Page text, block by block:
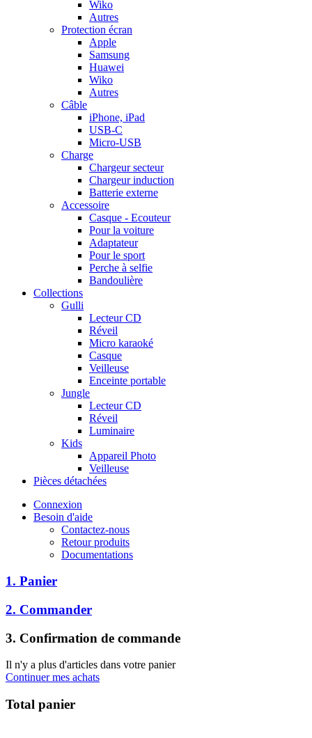
Wiko
Autres
Protection écran
Apple
Samsung
Huawei
Wiko
Autres
Câble
iPhone, iPad
USB-C
Micro-USB
Charge
Chargeur secteur
Chargeur induction
Batterie externe
Accessoire
Casque - Ecouteur
Pour la voiture
Adaptateur
Pour le sport
Perche à selfie
Bandoulière
Collections
Gulli
Lecteur CD
Réveil
Micro karaoké
Casque
Veilleuse
Enceinte portable
Jungle
Lecteur CD
Réveil
Luminaire
Kids
Appareil Photo
Veilleuse
Pièces détachées
Connexion
Besoin d'aide
Contactez-nous
Retour produits
Documentations
1. Panier
2. Commander
3. Confirmation de commande
Il n'y a plus d'articles dans votre panier
Continuer mes achats
Total panier